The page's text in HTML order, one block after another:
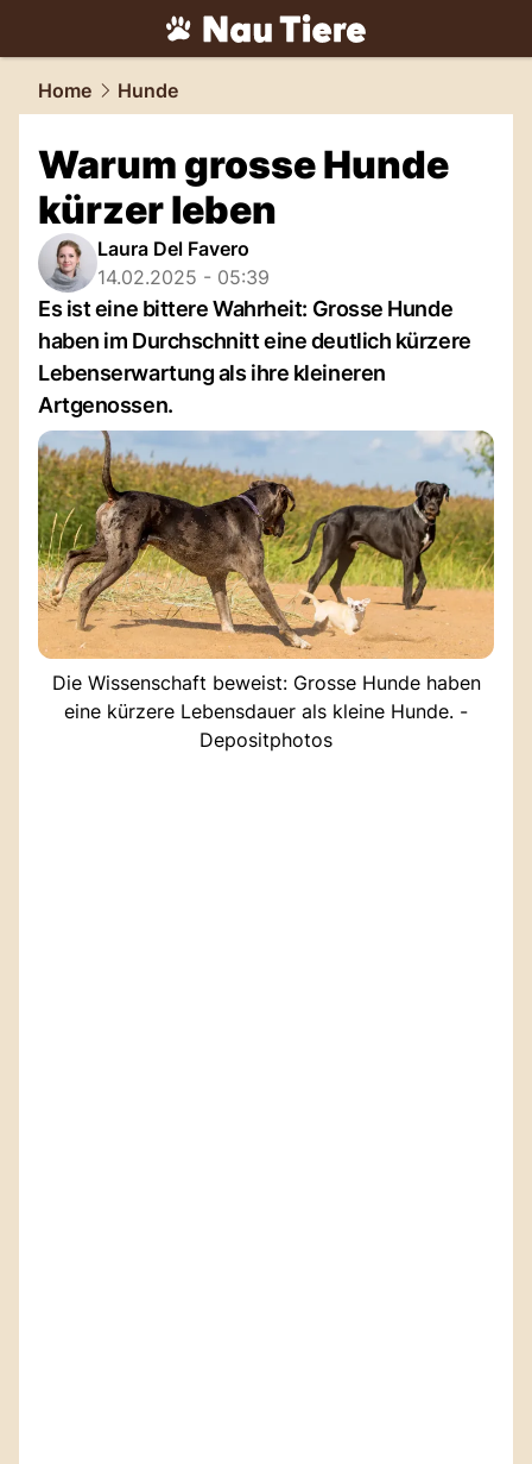
tiere.NAU.ch
Home Hunde
Warum grosse Hunde
kürzer leben
Laura Del Favero
14.02.2025 - 05:39
Es ist eine bittere Wahrheit: Grosse Hunde
haben im Durchschnitt eine deutlich kürzere
Lebenserwartung als ihre kleineren
Artgenossen.
Die Wissenschaft beweist: Grosse Hunde haben
eine kürzere Lebensdauer als kleine Hunde. -
Depositphotos